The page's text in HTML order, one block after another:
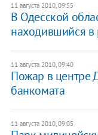
11 августа 2010, 09:55
В Одесской
находившийся в
11 августа 2010, 09:40
Пожар в центре
банкомата
11 августа 2010, 09:05